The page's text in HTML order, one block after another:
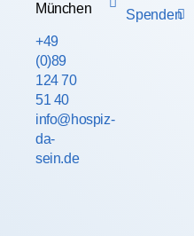
München
+49
(0)89
124 70
51 40
info@hospiz-
da-
sein.de
Spenden